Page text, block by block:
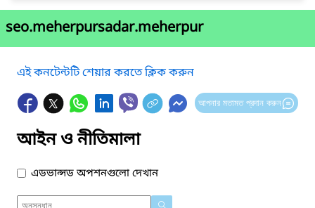
seo.meherpursadar.meherpur
এই কনটেন্টটি শেয়ার করতে ক্লিক করুন
আপনার মতামত প্রদান করুন
আইন ও নীতিমালা
এডভান্সড অপশনগুলো দেখান